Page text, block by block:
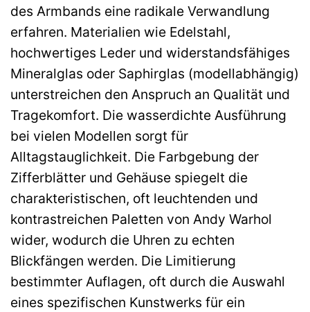
des Armbands eine radikale Verwandlung
erfahren. Materialien wie Edelstahl,
hochwertiges Leder und widerstandsfähiges
Mineralglas oder Saphirglas (modellabhängig)
unterstreichen den Anspruch an Qualität und
Tragekomfort. Die wasserdichte Ausführung
bei vielen Modellen sorgt für
Alltagstauglichkeit. Die Farbgebung der
Zifferblätter und Gehäuse spiegelt die
charakteristischen, oft leuchtenden und
kontrastreichen Paletten von Andy Warhol
wider, wodurch die Uhren zu echten
Blickfängen werden. Die Limitierung
bestimmter Auflagen, oft durch die Auswahl
eines spezifischen Kunstwerks für ein